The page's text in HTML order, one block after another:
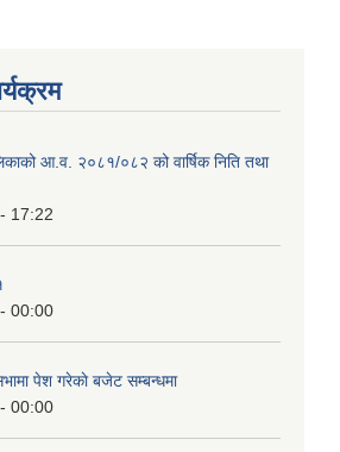
आ.व. २०८१/०८२ को वार्षिक निति तथा
17:22
00:00
पेश गरेकाे बजेट सम्बन्धमा
00:00